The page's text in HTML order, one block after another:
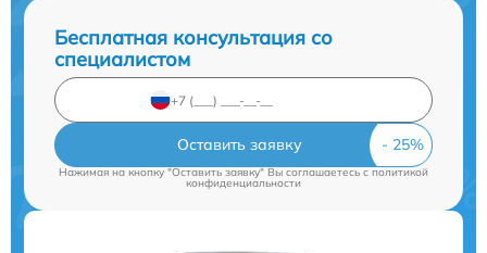
Бесплатная консультация со
специалистом
Оставить заявку
Нажимая на кнопку "Оставить заявку" Вы соглашаетесь cполитикой
конфиденциальности